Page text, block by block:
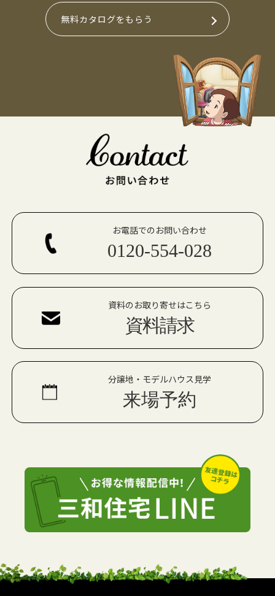
無料カタログをもらう
お電話でのお問い合わせ
0120-554-028
資料のお取り寄せはこちら
資料請求
分譲地・モデルハウス見学
来場予約